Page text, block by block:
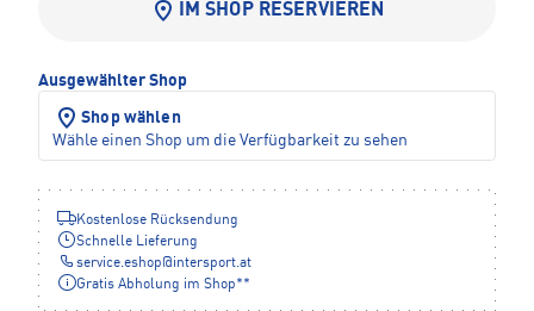
IM SHOP RESERVIEREN
Ausgewählter Shop
Shop wählen
Wähle einen Shop um die Verfügbarkeit zu sehen
Kostenlose Rücksendung
Schnelle Lieferung
service.eshop@ intersport.at
Gratis Abholung im Shop**